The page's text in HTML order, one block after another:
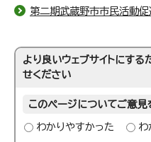
第二期武蔵野市市民活動
より良いウェブサイトにす
せください
このページについてご意見
わかりやすかった わ